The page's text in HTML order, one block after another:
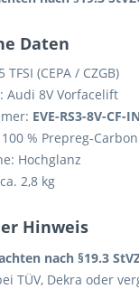
Daten
(CEPA / CZGB)
Audi 8V Vorfacelift
EVE-RS3-8V-CF-
% Prepreg-Carbon
Hochglanz
2,8 kg
Hinweis
nach §19.3
TÜV, Dekra oder